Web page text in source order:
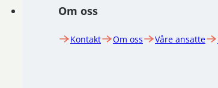
Om oss
Kontakt Om oss Våre ansatte